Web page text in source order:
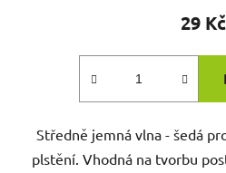
29 Kč
Středně jemná vlna - šedá
plstění. Vhodná na tvorbu